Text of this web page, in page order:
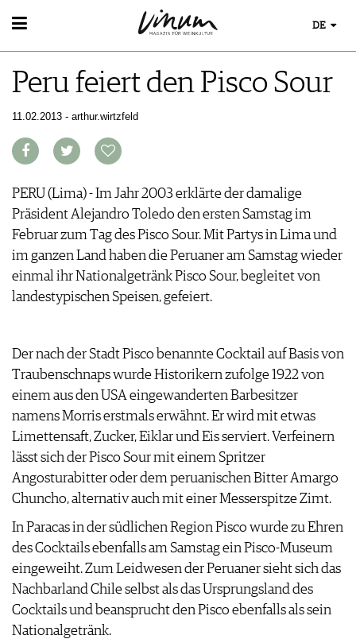
WEIN
WEINSUCHE
GUIDE WEINGÜTER
WINETRADECLUB
WINZER
WEINE DES MONATS
UNIQUE WINERIES
CLUB LES DOMAINES
WEINWISSEN
WEINREGIONEN
WEINGESCHICHTE
INFOGRAFIKEN
TIPPS & TRICKS
NEWS
EVENTS
EVENTKALENDER
AWARDS
EVENT-BILDER
ESSEN & TRINKEN
FOOD PAIRING TABELLE
KULINARIK
REZEPTE
HOTSPOTS
WEINREISEN
MAGAZIN
REPORTAGEN
DOSSIER
WINEGUIDES
KLARTEXT
EXTRAS
ARCHIV
VORTEILSWELT
MEDIATHEK
APPS
VIDEOS
BILDSTRECKEN
NEWS
WEINWIRTSCHAFT
WEINSZENE
VINOPHILES
ANMELDEN
AWARDS
GEWINNSPIELE
VORTEILSWELT
TRINKREIFETABELLE
ABO
WEINSUCHE
NEWSLETTER
WINE TRADE CLUB
REDAKTION
DE
Peru feiert den Pisco Sour
11.02.2013 - arthur.wirtzfeld
PERU (Lima) - Im Jahr 2003 erklärte der damalige
Präsident Alejandro Toledo den ersten Samstag im
Februar zum Tag des Pisco Sour. Mit Partys in Lima und
im ganzen Land haben die Peruaner am Samstag wieder
einmal ihr Nationalgetränk Pisco Sour, begleitet von
landestypischen Speisen, gefeiert.
Der nach der Stadt Pisco benannte Cocktail auf Basis von
Traubenschnaps wurde Historikern zufolge 1922 von
einem aus den USA eingewanderten Barbesitzer
namens Morris erstmals erwähnt. Er wird mit etwas
Limettensaft, Zucker, Eiklar und Eis serviert. Verfeinern
lässt sich der Pisco Sour mit einem Spritzer
Angosturabitter oder dem peruanischen Bitter Amargo
Chuncho, alternativ auch mit einer Messerspitze Zimt.
In Paracas in der südlichen Region Pisco wurde zu Ehren
des Cocktails ebenfalls am Samstag ein Pisco-Museum
eingeweiht. Zum Leidwesen der Peruaner sieht sich das
Nachbarland Chile selbst als das Ursprungsland des
Cocktails und beansprucht den Pisco ebenfalls als sein
Nationalgetränk.